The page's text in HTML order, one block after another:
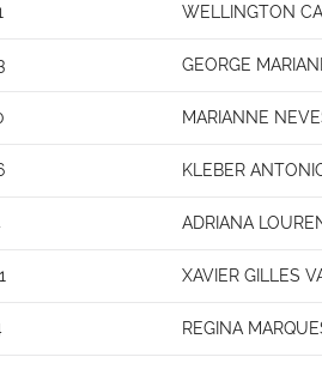
WELLINGTON
GEORGE
MARIANNE
KLEBER
ADRIANA
XAVIER GILLES
REGINA